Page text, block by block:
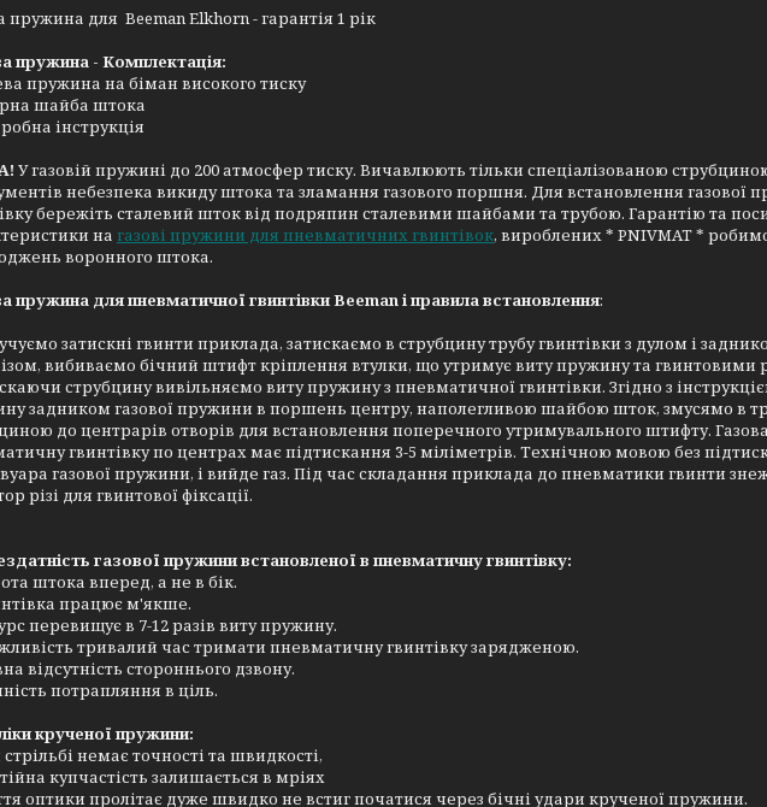
пружина для Beeman Elkhorn - гарантія 1 рік
пружина - Комплектація:
пружина на біман високого тиску
шайба штока
інструкція
У газовій пружині до 200 атмосфер тиску. Вичавлюють тільки спеціалізованою
небезпека викиду штока та зламання газового поршня. Для встановлення
бережіть сталевий шток від подряпин сталевими шайбами та трубою. Гарантію та
на газові пружини для пневматичних гвинтівок, вироблених * PNIVMAT *
воронного штока.
пружина для пневматичної гвинтівки Beeman і правила встановлення:
затискні гвинти приклада, затискаємо в струбцину трубу гвинтівки з дулом і
вибиваємо бічний штифт кріплення втулки, що утримує виту пружину та
струбцину вивільняємо виту пружину з пневматичної гвинтівки. Згідно з
задником газової пружини в поршень центру, наполегливою шайбою шток, змусямо в
до центрарів отворів для встановлення поперечного утримувального штифту.
гвинтівку по центрах має підтискання 3-5 міліметрів. Технічною мовою без
газової пружини, і вийде газ. Під час складання приклада до пневматики гвинти
різі для гвинтової фіксації.
газової пружини встановленої в пневматичну гвинтівку:
штока вперед, а не в бік.
працює м'якше.
перевищує в 7-12 разів виту пружину.
тривалий час тримати пневматичну гвинтівку зарядженою.
відсутність стороннього дзвону.
потрапляння в ціль.
крученої пружини:
немає точності та швидкості,
купчастість залишається в мріях
оптики пролітає дуже швидко не встиг початися через бічні удари крученої пружини.